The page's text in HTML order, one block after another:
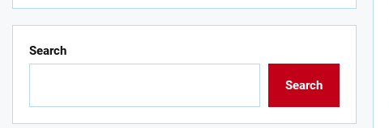
Search
Search